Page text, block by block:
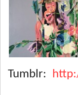
Tumblr: